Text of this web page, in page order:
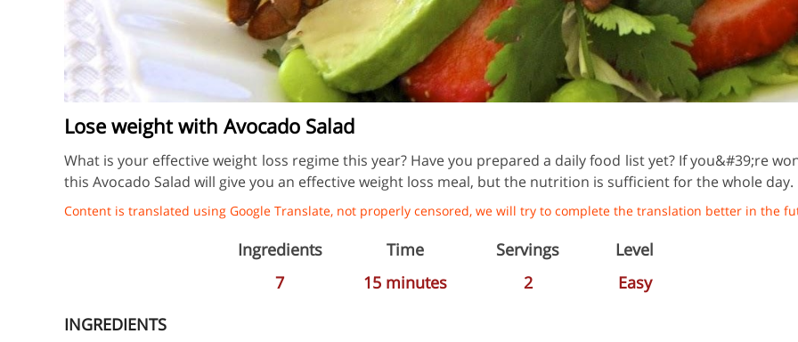
Lose weight with Avocado Salad
What is your effective weight loss regime this year? Have you prepared a daily food list yet? If you&#39;re
this Avocado Salad will give you an effective weight loss meal, but the nutrition is sufficient for the whole day.
Content is translated using Google Translate, not properly censored, we will try to complete the translation better in the
Ingredients
7
Time
15 minutes
Servings
2
Level
Easy
INGREDIENTS